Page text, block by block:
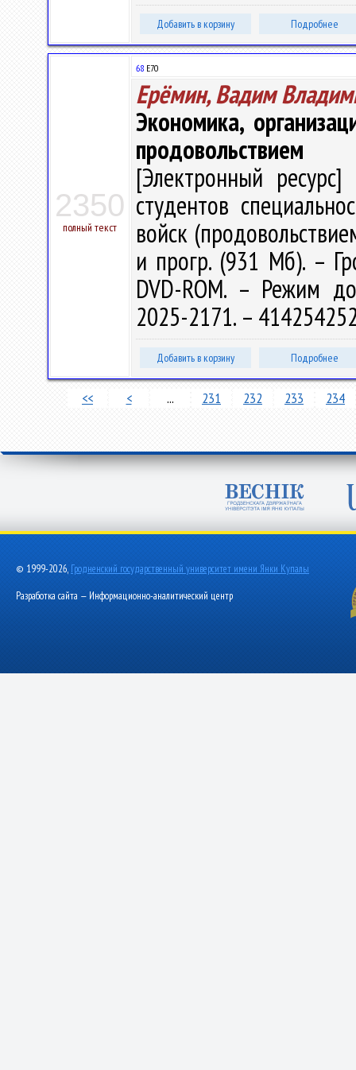
Добавить в корзину Подробнее
2350
полный текст
68 Е70
Ерёмин, Вадим
Экономика,
продовольствием
[Электронный
студентов
войск
и прогр. (931 Мб). –
DVD-ROM. – Режим
2025-2171. –
Добавить в корзину Подробнее
<< < ... 231 232 233 234
© 1999-2026, Гродненский государственный университет имени Янки Купалы
Разработка сайта — Информационно-аналитический центр